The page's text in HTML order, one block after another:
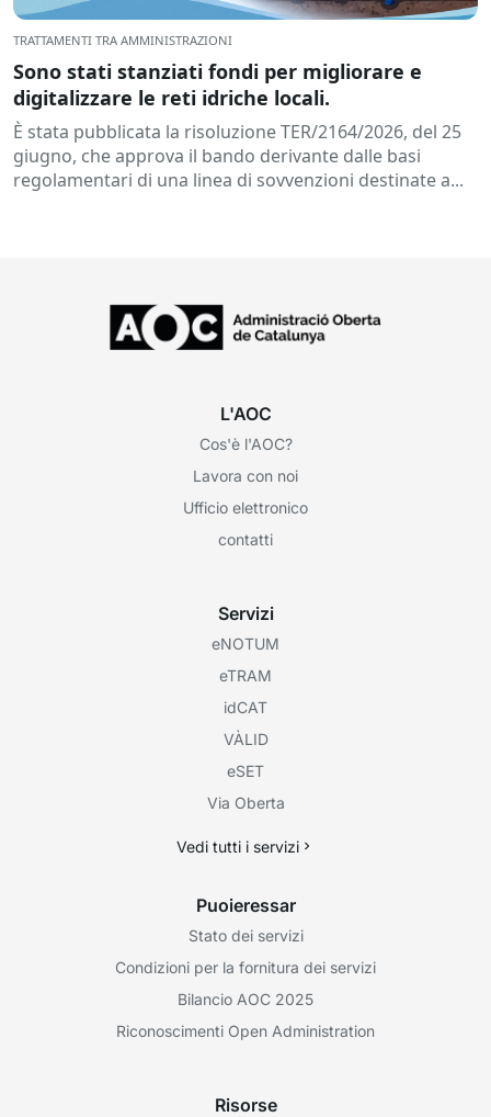
TRATTAMENTI TRA AMMINISTRAZIONI
Sono stati stanziati fondi per migliorare e
digitalizzare le reti idriche locali.
È stata pubblicata la risoluzione TER/2164/2026, del 25
giugno, che approva il bando derivante dalle basi
regolamentari di una linea di sovvenzioni destinate a...
L'AOC
Cos'è l'AOC?
Lavora con noi
Ufficio elettronico
contatti
Servizi
eNOTUM
eTRAM
idCAT
VÀLID
eSET
Via Oberta
Vedi tutti i servizi
Puoieressar
Stato dei servizi
Condizioni per la fornitura dei servizi
Bilancio AOC 2025
Riconoscimenti Open Administration
Risorse